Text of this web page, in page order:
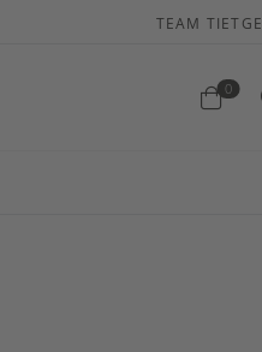
TEAM TIETGE
0